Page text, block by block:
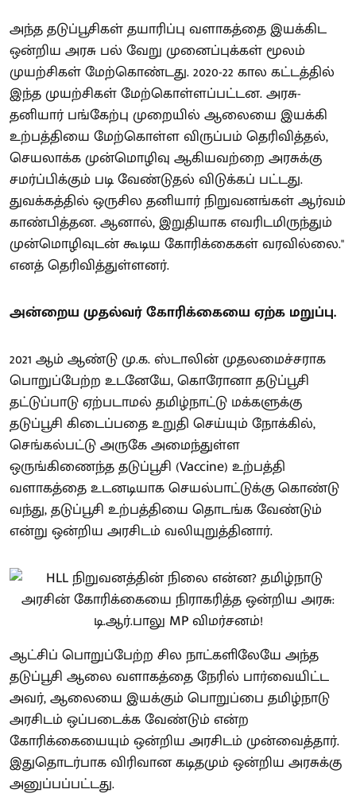
அந்த தடுப்பூசிகள் தயாரிப்பு வளாகத்தை இயக்கிட
ஒன்றிய அரசு பல் வேறு முனைப்புக்கள் மூலம்
முயற்சிகள் மேற்கொண்டது. 2020-22 கால கட்டத்தில்
இந்த முயற்சிகள் மேற்கொள்ளப்பட்டன. அரசு-
தனியார் பங்கேற்பு முறையில் ஆலையை இயக்கி
உற்பத்தியை மேற்கொள்ள விருப்பம் தெரிவித்தல்,
செயலாக்க முன்மொழிவு ஆகியவற்றை அரசுக்கு
சமர்ப்பிக்கும் படி வேண்டுதல் விடுக்கப் பட்டது.
துவக்கத்தில் ஒருசில தனியார் நிறுவனங்கள் ஆர்வம்
காண்பித்தன. ஆனால், இறுதியாக எவரிடமிருந்தும்
முன்மொழிவுடன் கூடிய கோரிக்கைகள் வரவில்லை."
எனத் தெரிவித்துள்ளனர்.
அன்றைய முதல்வர் கோரிக்கையை ஏற்க மறுப்பு.
2021 ஆம் ஆண்டு மு.க. ஸ்டாலின் முதலமைச்சராக
பொறுப்பேற்ற உடனேயே, கொரோனா தடுப்பூசி
தட்டுப்பாடு ஏற்படாமல் தமிழ்நாட்டு மக்களுக்கு
தடுப்பூசி கிடைப்பதை உறுதி செய்யும் நோக்கில்,
செங்கல்பட்டு அருகே அமைந்துள்ள
ஒருங்கிணைந்த தடுப்பூசி (Vaccine) உற்பத்தி
வளாகத்தை உடனடியாக செயல்பாட்டுக்கு கொண்டு
வந்து, தடுப்பூசி உற்பத்தியை தொடங்க வேண்டும்
என்று ஒன்றிய அரசிடம் வலியுறுத்தினார்.
ஆட்சிப் பொறுப்பேற்ற சில நாட்களிலேயே அந்த
தடுப்பூசி ஆலை வளாகத்தை நேரில் பார்வையிட்ட
அவர், ஆலையை இயக்கும் பொறுப்பை தமிழ்நாடு
அரசிடம் ஒப்படைக்க வேண்டும் என்ற
கோரிக்கையையும் ஒன்றிய அரசிடம் முன்வைத்தார்.
இதுதொடர்பாக விரிவான கடிதமும் ஒன்றிய அரசுக்கு
அனுப்பப்பட்டது.